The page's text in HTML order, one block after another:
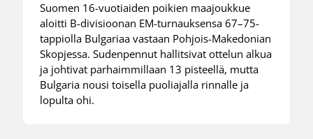
Suomen 16-vuotiaiden poikien maajoukkue
aloitti B-divisioonan EM-turnauksensa 67–75-
tappiolla Bulgariaa vastaan Pohjois-Makedonian
Skopjessa. Sudenpennut hallitsivat ottelun alkua
ja johtivat parhaimmillaan 13 pisteellä, mutta
Bulgaria nousi toisella puoliajalla rinnalle ja
lopulta ohi.